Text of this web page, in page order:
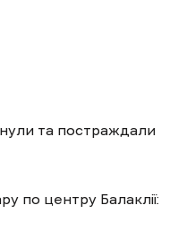
та постраждали
по центру Балаклії: